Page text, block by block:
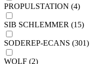
PROPULSTATION (4)
SIB SCHLEMMER (15)
SODEREP-ECANS (301)
WOLF (2)